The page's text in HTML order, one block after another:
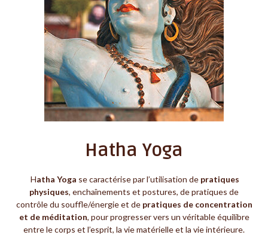
Hatha Yoga
Hatha Yoga se caractérise par l’utilisation de pratiques
physiques, enchaînements et postures, de pratiques de
contrôle du souffle/énergie et de pratiques de concentration
et de méditation, pour progresser vers un véritable équilibre
entre le corps et l’esprit, la vie matérielle et la vie intérieure.